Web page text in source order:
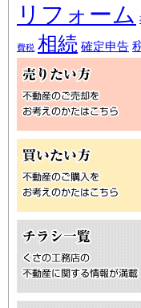
リフォーム
費税 相続 確定申告